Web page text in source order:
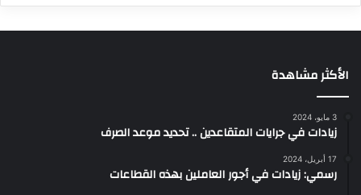
الأكثر مشاهدة
3 مايو، 2024
زيادات في جرايات المتقاعدين .. تحديد موعد الصرف
17 أبريل، 2024
رسمي: زيادات في أجور العاملين بهذه القطاعات